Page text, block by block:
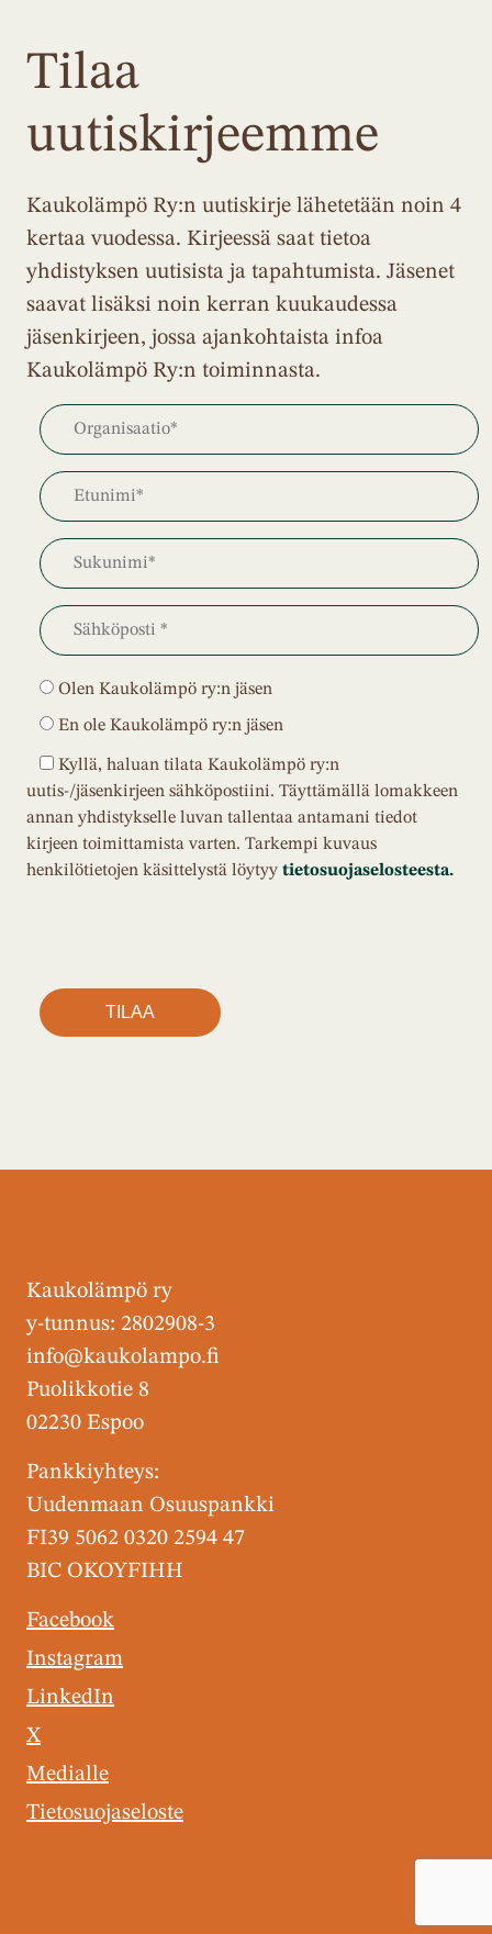
Tilaa
uutiskirjeemme
Kaukolämpö Ry:n uutiskirje lähetetään noin 4
kertaa vuodessa. Kirjeessä saat tietoa
yhdistyksen uutisista ja tapahtumista. Jäsenet
saavat lisäksi noin kerran kuukaudessa
jäsenkirjeen, jossa ajankohtaista infoa
Kaukolämpö Ry:n toiminnasta.
Olen Kaukolämpö ry:n jäsen
En ole Kaukolämpö ry:n jäsen
Kyllä, haluan tilata Kaukolämpö ry:n
uutis-/jäsenkirjeen sähköpostiini. Täyttämällä lomakkeen
annan yhdistykselle luvan tallentaa antamani tiedot
kirjeen toimittamista varten. Tarkempi kuvaus
henkilötietojen käsittelystä löytyy tietosuojaselosteesta.
Kaukolämpö ry
y-tunnus: 2802908-3
info@kaukolampo.fi
Puolikkotie 8
02230 Espoo
Pankkiyhteys:
Uudenmaan Osuuspankki
FI39 5062 0320 2594 47
BIC OKOYFIHH
Facebook
Instagram
LinkedIn
X
Medialle
Tietosuojaseloste